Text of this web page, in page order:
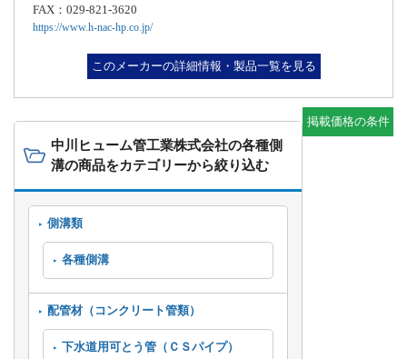
FAX：029-821-3620
https://www.h-nac-hp.co.jp/
このメーカーの詳細情報・製品一覧を見る
掲載価格の条件
中川ヒューム管工業株式会社の各種側
溝の商品をカテゴリーから絞り込む
側溝類
各種側溝
配管材（コンクリート管類）
下水道用可とう管（ＣＳパイプ）